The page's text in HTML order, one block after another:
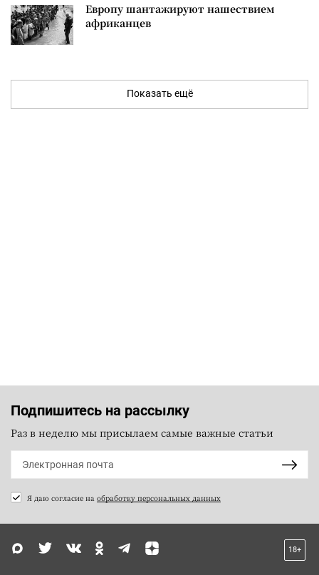
Европу шантажируют нашествием
африканцев
Показать ещё
Подпишитесь на рассылку
Раз в неделю мы присылаем самые важные статьи
Я даю согласие на обработку персональных данных
18+